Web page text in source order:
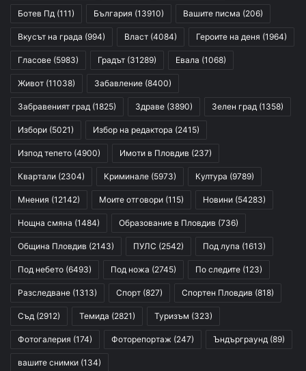
Ботев Пд (111) България (13910) Вашите писма (206)
Вкусът на града (994) Власт (4084) Героите на деня (1964)
Гласове (5983) Градът (31289) Евала (1068)
Живот (11038) Забавление (8400)
Забравеният град (1825) Здраве (3890) Зелен град (1358)
Избори (5021) Избор на редактора (2415)
Изпод тепето (4900) Имоти в Пловдив (237)
Квартали (2304) Криминале (5973) Култура (9789)
Мнения (12142) Моите отговори (115) Новини (54283)
Нощна смяна (1484) Образование в Пловдив (736)
Община Пловдив (2143) ПУЛС (2542) Под лупа (1613)
Под небето (6493) Под ножа (2745) По следите (123)
Разследване (1313) Спорт (827) Спортен Пловдив (818)
Съд (2912) Темида (2821) Туризъм (323)
Фотогалерия (174) Фоторепортаж (247) Ъндърграунд (89)
вашите снимки (134)